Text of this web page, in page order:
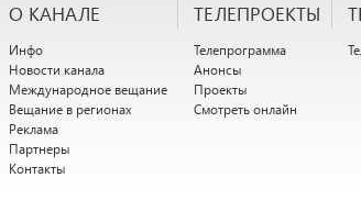
О КАНАЛЕ
Инфо
Новости канала
Международное вещание
Вещание в регионах
Реклама
Партнеры
Контакты
ТЕЛЕПРОЕКТЫ
Телепрограмма
Анонсы
Проекты
Смотреть онлайн